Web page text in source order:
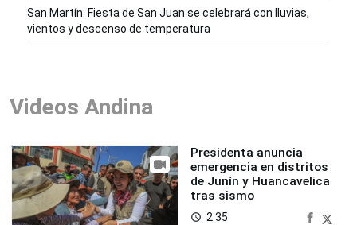
San Martín: Fiesta de San Juan se celebrará con lluvias,
vientos y descenso de temperatura
Videos Andina
Presidenta anuncia
emergencia en distritos
de Junín y Huancavelica
tras sismo
access_time 2:35